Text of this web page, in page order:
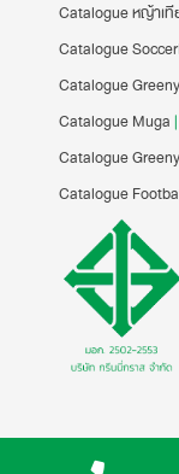
Catalogue หญ้าเ
Catalogue
Catalogue
Catalogue Muga
Catalogue
Catalogue